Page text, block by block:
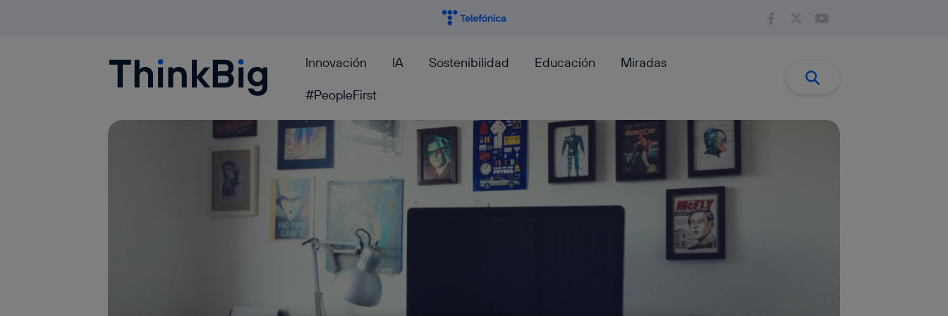
Blogthinkbig.com Innovación IA Sostenibilidad Educación
Miradas
#PeopleFirst
Buscar